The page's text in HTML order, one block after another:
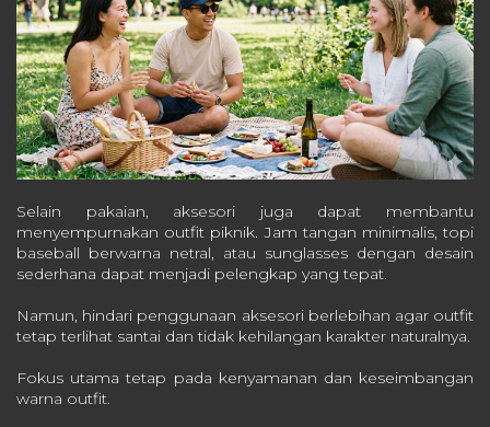
Selain pakaian, aksesori juga dapat membantu
menyempurnakan outfit piknik. Jam tangan minimalis, topi
baseball berwarna netral, atau sunglasses dengan desain
sederhana dapat menjadi pelengkap yang tepat.
Namun, hindari penggunaan aksesori berlebihan agar outfit
tetap terlihat santai dan tidak kehilangan karakter naturalnya.
Fokus utama tetap pada kenyamanan dan keseimbangan
warna outfit.